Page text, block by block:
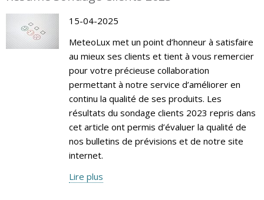
15-04-2025
MeteoLux met un point d’honneur à satisfaire
au mieux ses clients et tient à vous remercier
pour votre précieuse collaboration
permettant à notre service d’améliorer en
continu la qualité de ses produits. Les
résultats du sondage clients 2023 repris dans
cet article ont permis d’évaluer la qualité de
nos bulletins de prévisions et de notre site
internet.
Lire plus